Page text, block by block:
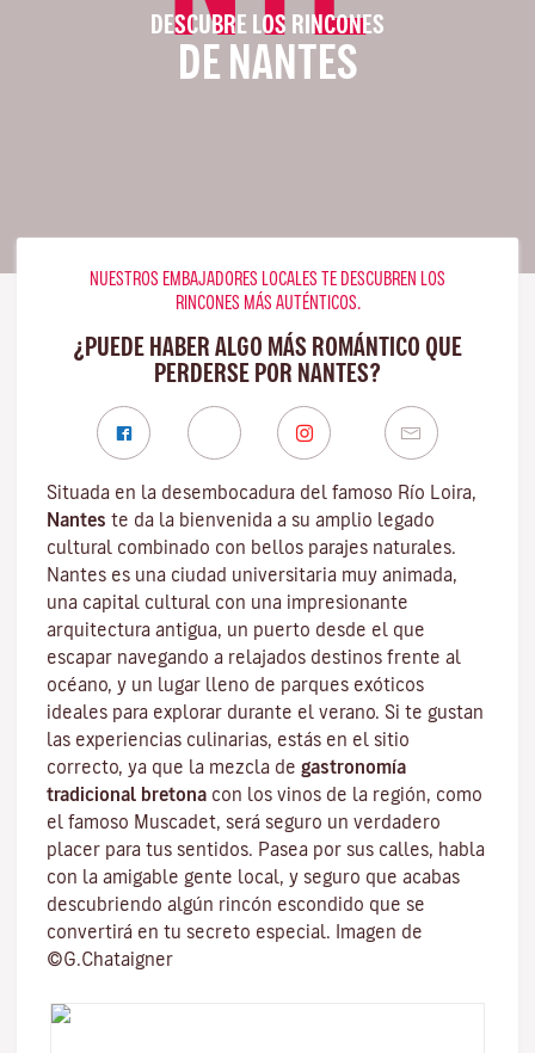
DESCUBRE LOS RINCONES
DE NANTES
NUESTROS EMBAJADORES LOCALES TE DESCUBREN LOS
RINCONES MÁS AUTÉNTICOS.
¿PUEDE HABER ALGO MÁS ROMÁNTICO QUE
PERDERSE POR NANTES?
Situada en la desembocadura del famoso Río Loira,
Nantes te da la bienvenida a su amplio legado
cultural combinado con bellos parajes naturales.
Nantes es una ciudad universitaria muy animada,
una capital cultural con una impresionante
arquitectura antigua, un puerto desde el que
escapar navegando a relajados destinos frente al
océano, y un lugar lleno de parques exóticos
ideales para explorar durante el verano. Si te gustan
las experiencias culinarias, estás en el sitio
correcto, ya que la mezcla de gastronomía
tradicional bretona con los vinos de la región, como
el famoso Muscadet, será seguro un verdadero
placer para tus sentidos. Pasea por sus calles, habla
con la amigable gente local, y seguro que acabas
descubriendo algún rincón escondido que se
convertirá en tu secreto especial. Imagen de
©G.Chataigner